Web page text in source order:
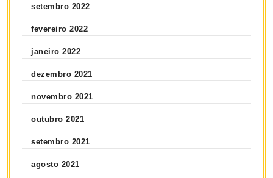
setembro 2022
fevereiro 2022
janeiro 2022
dezembro 2021
novembro 2021
outubro 2021
setembro 2021
agosto 2021